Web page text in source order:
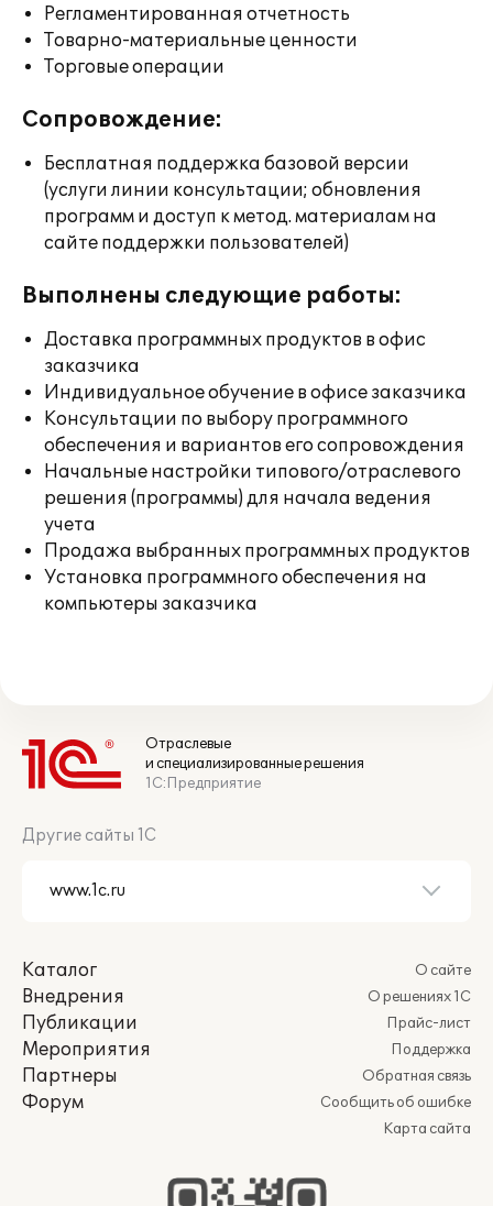
Регламентированная отчетность
Товарно-материальные ценности
Торговые операции
Сопровождение:
Бесплатная поддержка базовой версии
(услуги линии консультации; обновления
программ и доступ к метод. материалам на
сайте поддержки пользователей)
Выполнены следующие работы:
Доставка программных продуктов в офис
заказчика
Индивидуальное обучение в офисе заказчика
Консультации по выбору программного
обеспечения и вариантов его сопровождения
Начальные настройки типового/отраслевого
решения (программы) для начала ведения
учета
Продажа выбранных программных продуктов
Установка программного обеспечения на
компьютеры заказчика
Отраслевые
и специализированные решения
1С:Предприятие
Другие сайты 1С
Каталог
Внедрения
Публикации
Мероприятия
Партнеры
Форум
О сайте
О решениях 1С
Прайс-лист
Поддержка
Обратная связь
Сообщить об ошибке
Карта сайта